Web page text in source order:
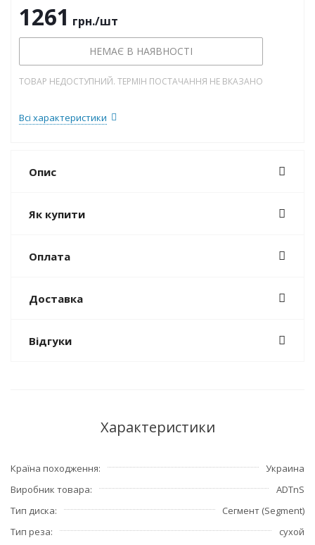
1261 грн./шт
НЕМАЄ В НАЯВНОСТІ
ТОВАР НЕДОСТУПНИЙ. ТЕРМІН ПОСТАЧАННЯ НЕ ВКАЗАНО
Всі характеристики
Опис
Як купити
Оплата
Доставка
Відгуки
Характеристики
Країна походження
Украина
Виробник товара
ADTnS
Тип диска
Сегмент (Segment)
Тип реза
сухой